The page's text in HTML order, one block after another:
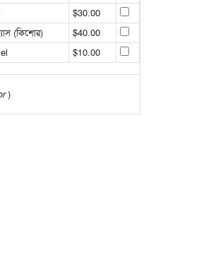
$30.00
(কিশোর)
$40.00
$10.00
)